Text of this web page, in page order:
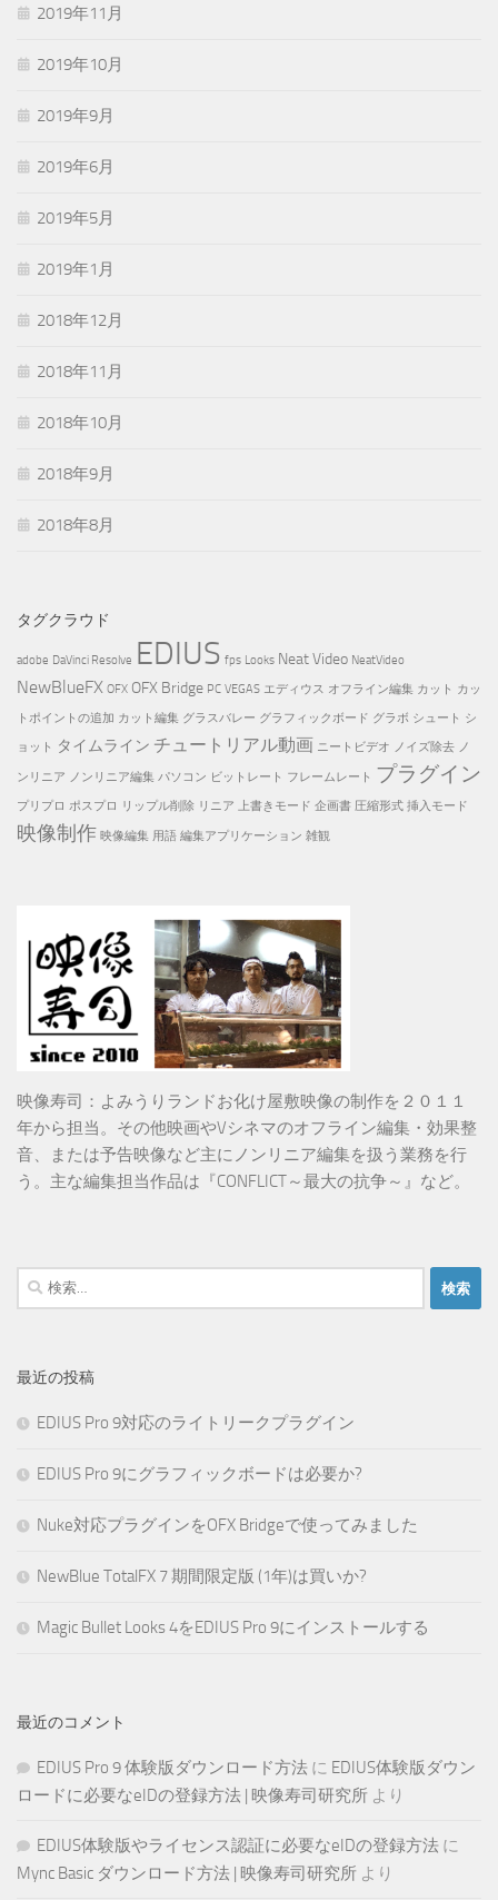
2019年11月
2019年10月
2019年9月
2019年6月
2019年5月
2019年1月
2018年12月
2018年11月
2018年10月
2018年9月
2018年8月
タグクラウド
adobe DaVinci Resolve EDIUS fps Looks Neat Video NeatVideo
NewBlueFX OFX OFX Bridge PC VEGAS エディウス オフライン編集 カット カッ
トポイントの追加 カット編集 グラスバレー グラフィックボード グラボ シュート シ
ョット
タイムライン チュートリアル動画 ニートビデオ ノイズ除去 ノ
ンリニア ノンリニア編集 パソコン ビットレート フレームレート プラグイン
プリプロ ポスプロ リップル削除 リニア 上書きモード 企画書 圧縮形式 挿入モード
映像制作 映像編集 用語 編集アプリケーション 雑観
映像寿司：よみうりランドお化け屋敷映像の制作を２０１１
年から担当。その他映画やVシネマのオフライン編集・効果整
音、または予告映像など主にノンリニア編集を扱う業務を行
う。主な編集担当作品は『CONFLICT～最大の抗争～』など。
検
索:
最近の投稿
EDIUS Pro 9対応のライトリークプラグイン
EDIUS Pro 9にグラフィックボードは必要か?
Nuke対応プラグインをOFX Bridgeで使ってみました
NewBlue TotalFX 7 期間限定版 (1年)は買いか?
Magic Bullet Looks 4をEDIUS Pro 9にインストールする
最近のコメント
EDIUS Pro 9 体験版ダウンロード方法 に EDIUS体験版ダウン
ロードに必要なeIDの登録方法 | 映像寿司研究所 より
EDIUS体験版やライセンス認証に必要なeIDの登録方法 に
Mync Basic ダウンロード方法 | 映像寿司研究所 より